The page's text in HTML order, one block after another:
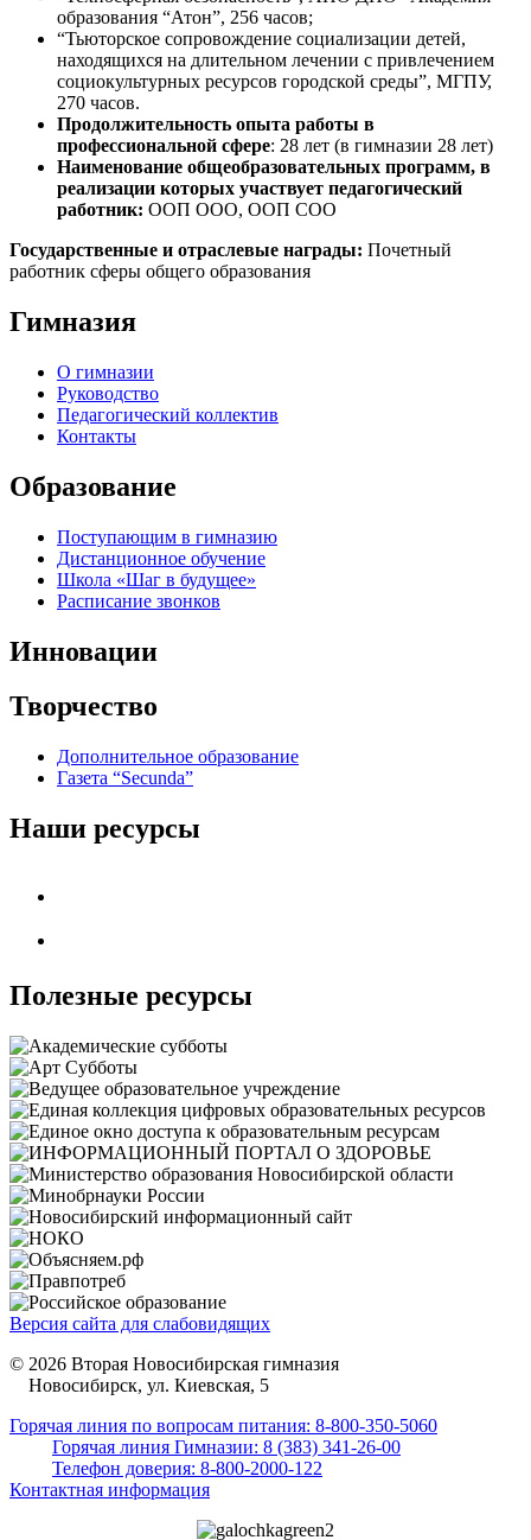
образования “Атон”, 256 часов;
“Тьюторское сопровождение социализации детей,
находящихся на длительном лечении с привлечением
социокультурных ресурсов городской среды”, МГПУ,
270 часов.
Продолжительность опыта работы в
профессиональной сфере: 28 лет (в гим­на­зии 28 лет)
Наименование общеобразовательных программ, в
реализации которых участвует педагогический
работник: ООП ООО, ООП СОО
Го­сударс­твен­ные и от­расле­вые наг­ра­ды: Почетный
работник сферы общего образования
Гимназия
О гимназии
Руководство
Педагогический коллектив
Контакты
Образование
Поступающим в гимназию
Дистанционное обучение
Школа «Шаг в будущее»
Расписание звонков
Инновации
Творчество
Дополнительное образование
Газета “Secunda”
Наши ресурсы
Полезные ресурсы
Версия сайта для слабовидящих
© 2026 Вторая Новосибирская гимназия
Новосибирск, ул. Киевская, 5
Горячая линия по вопросам питания: 8-800-350-5060
Горячая линия Гимназии: 8 (383) 341-26-00
Телефон доверия: 8-800-2000-122
Контактная информация